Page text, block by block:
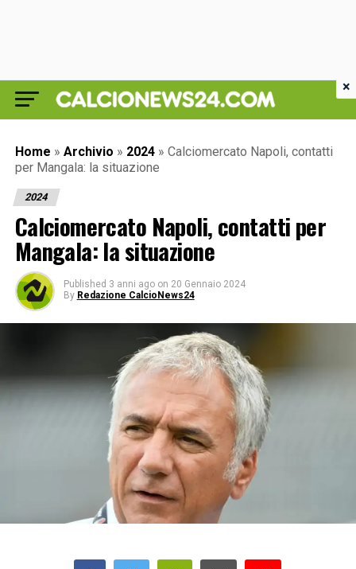
Home » Archivio » 2024 » Calciomercato Napoli, contatti
per Mangala: la situazione
2024
Calciomercato Napoli, contatti per
Mangala: la situazione
Published 3 anni ago on 20 Gennaio 2024
By Redazione CalcioNews24
×